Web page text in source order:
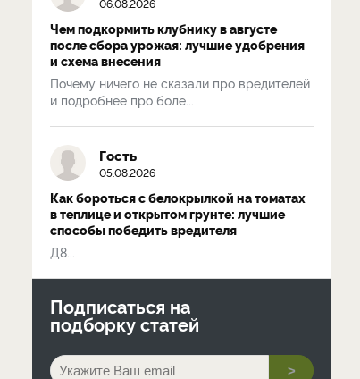
Чем подкормить клубнику в августе
после сбора урожая: лучшие удобрения
и схема внесения
Почему ничего не сказали про вредителей
и подробнее про боле...
Гость
05.08.2026
Как бороться с белокрылкой на томатах
в теплице и открытом грунте: лучшие
способы победить вредителя
Д8...
Подписаться на
подборку статей
>